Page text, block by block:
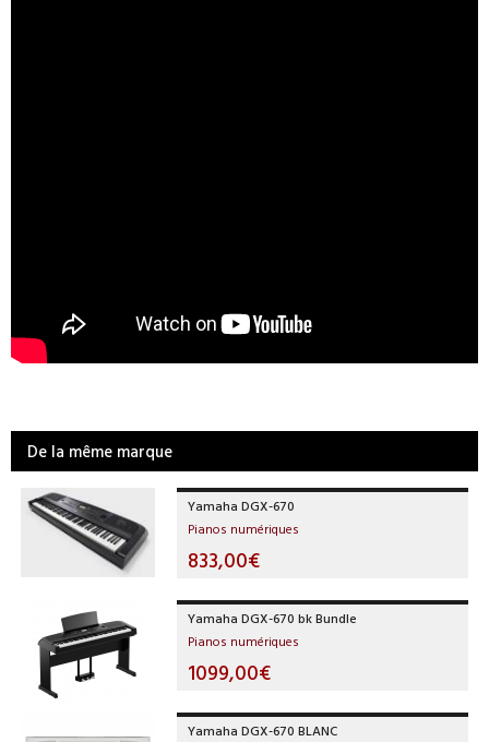
De la même marque
Yamaha DGX-670
Pianos numériques
833,00€
Yamaha DGX-670 bk Bundle
Pianos numériques
1099,00€
Yamaha DGX-670 BLANC